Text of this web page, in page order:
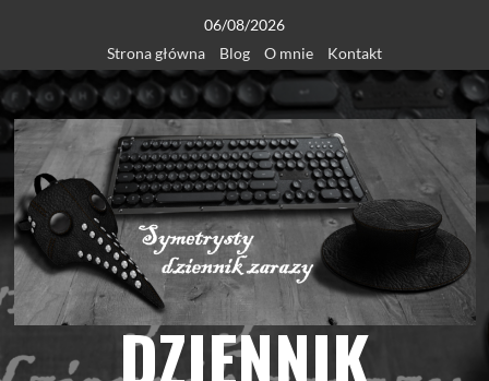
content
06/08/2026
Strona główna
Blog O mnie Kontakt
DZIENNIK